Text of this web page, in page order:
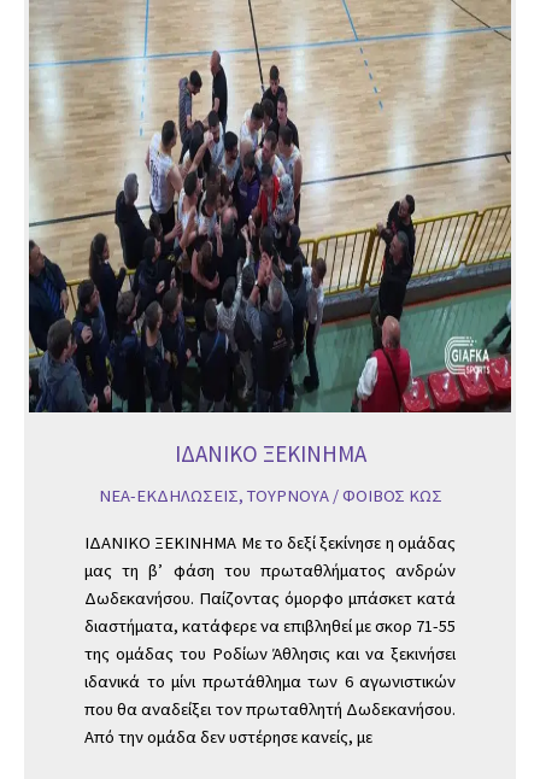
ΙΔΑΝΙΚΟ ΞΕΚΙΝΗΜΑ
ΝΕΑ-ΕΚΔΗΛΩΣΕΙΣ, ΤΟΥΡΝΟΥΑ/ΦΟΙΒΟΣ ΚΩΣ
ΙΔΑΝΙΚΟ ΞΕΚΙΝΗΜΑ Με το δεξί ξεκίνησε η ομάδας
μας τη β’ φάση του πρωταθλήματος ανδρών
Δωδεκανήσου. Παίζοντας όμορφο μπάσκετ κατά
διαστήματα, κατάφερε να επιβληθεί με σκορ 71-55
της ομάδας του Ροδίων Άθλησις και να ξεκινήσει
ιδανικά το μίνι πρωτάθλημα των 6 αγωνιστικών
που θα αναδείξει τον πρωταθλητή Δωδεκανήσου.
Από την ομάδα δεν υστέρησε κανείς, με